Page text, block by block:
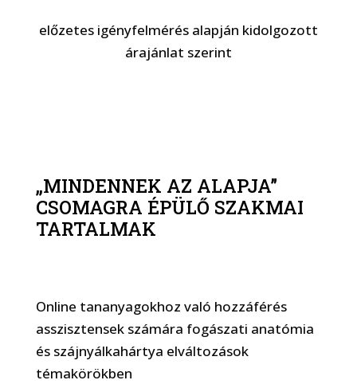
előzetes igényfelmérés alapján kidolgozott
árajánlat szerint
„MINDENNEK AZ ALAPJA”
CSOMAGRA ÉPÜLŐ SZAKMAI
TARTALMAK
Online tananyagokhoz való hozzáférés
asszisztensek számára fogászati anatómia
és szájnyálkahártya elváltozások
témakörökben